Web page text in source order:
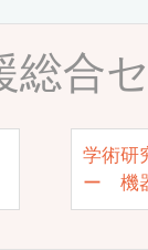
総合
学術研
ー 機